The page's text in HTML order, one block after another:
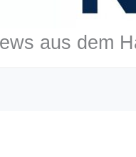
aus dem